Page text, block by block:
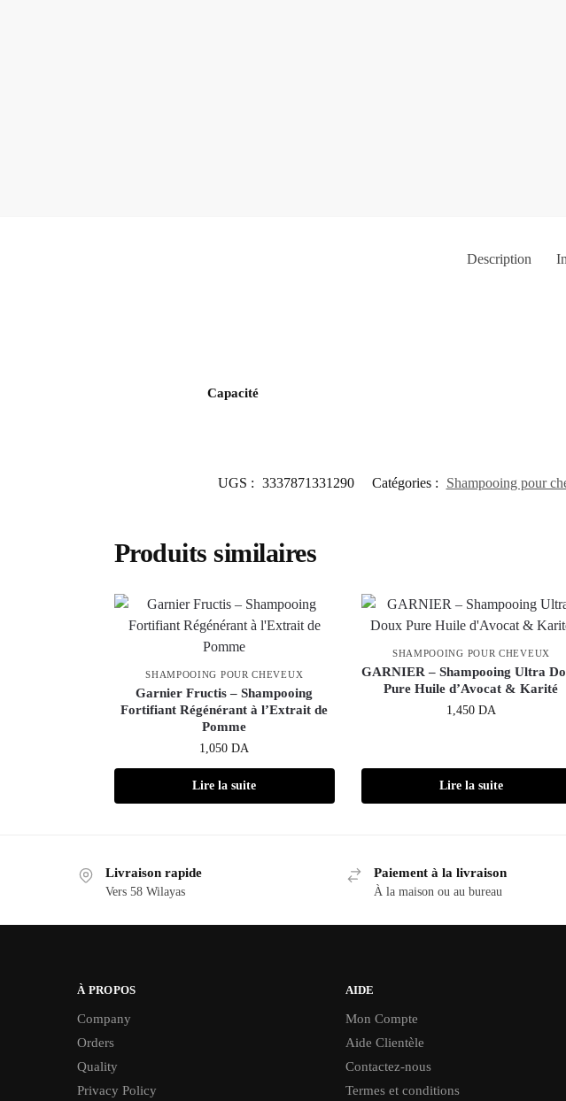
Description
Capacité
UGS : 3337871331290 Catégories : Shampooing pour
Produits similaires
SHAMPOOING POUR CHEVEUX
Garnier Fructis – Shampooing
Fortifiant Régénérant à l’Extrait de
Pomme
1,050DA
Lire la suite
SHAMPOOING POUR CHEVEUX
GARNIER – Shampooing Ultra
Pure Huile d’Avocat & Karité
1,450 DA
Lire la suite
Livraison rapide
Vers 58 Wilayas
Paiement à la livraison
À la maison ou au bureau
À PROPOS
Company
Orders
Quality
Privacy Policy
AIDE
Mon Compte
Aide Clientèle
Contactez-nous
Termes et conditions